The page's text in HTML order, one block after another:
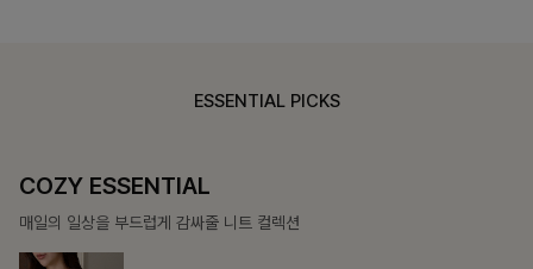
ESSENTIAL PICKS
DOUBLE THE JOY
함께할 때 더욱 완벽한, 합리적인 선택으로 채우는 즐거움